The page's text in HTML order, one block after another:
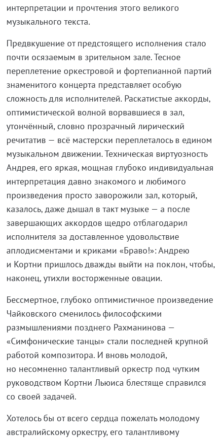
интерпретации и прочтения этого великого
музыкального текста.
Предвкушение от предстоящего исполнения стало
почти осязаемым в зрительном зале. Тесное
переплетение оркестровой и фортепианной партий
знаменитого концерта представляет особую
сложность для исполнителей. Раскатистые аккорды,
оптимистической волной ворвавшиеся в зал,
утончённый, словно прозрачный лирический
речитатив — всё мастерски переплеталось в едином
музыкальном движении. Техническая виртуозность
Андрея, его яркая, мощная глубоко индивидуальная
интерпретация давно знакомого и любимого
произведения просто заворожили зал, который,
казалось, даже дышал в такт музыке — а после
завершающих аккордов щедро отблагодарил
исполнителя за доставленное удовольствие
аплодисментами и криками «Браво!»: Андрею
и Кортни пришлось дважды выйти на поклон, чтобы,
наконец, утихли восторженные овации.
Бессмертное, глубоко оптимистичное произведение
Чайковского сменилось философскими
размышлениями позднего Рахманинова —
«Симфонические танцы» стали последней крупной
работой композитора. И вновь молодой,
но несомненно талантливый оркестр под чутким
руководством Кортни Льюиса блестяще справился
со своей задачей.
Хотелось бы от всего сердца пожелать молодому
австралийскому оркестру, его талантливому